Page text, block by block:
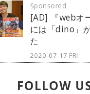
ッジ」をオープ
ワーゲンとして
ポットは、スト
ースされた廃材
人の創造性を刺激
[AD] 『webオ
には「dino」
た
Sponsored
2020-07-17 FRI
FOLLOW